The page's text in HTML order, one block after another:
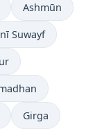
Ashmūn
Suwayf
Girga